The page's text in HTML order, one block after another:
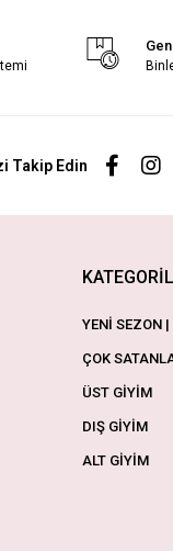
Takip Edin
YENİ SEZON
ÇOK
ÜST GİYİM
DIŞ GİYİM
ALT GİYİM